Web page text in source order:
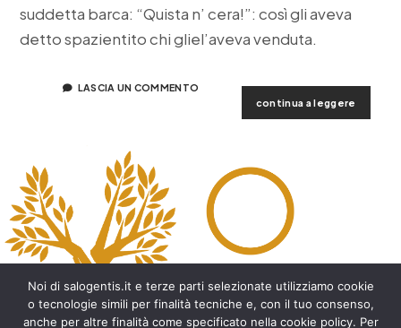
suddetta barca: “Quista n’ cera!”: così gli aveva
detto spazientito chi gliel’aveva venduta.
continua a leggere
e
LASCIA UN COMMENTO
Noi di salogentis.it e terze parti selezionate utilizziamo cookie
o tecnologie simili per finalità tecniche e, con il tuo consenso,
anche per altre finalità come specificato nella cookie policy. Per